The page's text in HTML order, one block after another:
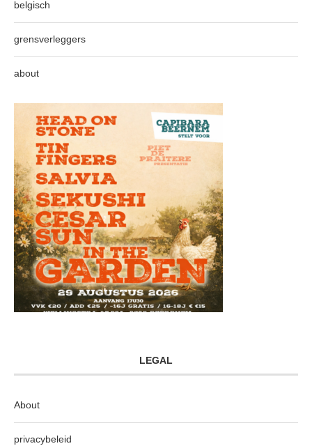
belgisch
grensverleggers
about
LEGAL
About
privacybeleid